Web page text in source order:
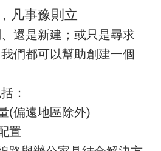
凡事豫則立
還是新建；或只是尋求
們都可以幫助創建一個
：
(偏遠地區除外)
置